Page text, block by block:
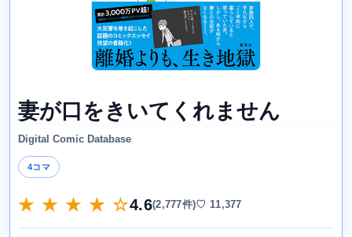
妻が口をきいてくれません
Digital Comic Database
4コマ
★ ★ ★ ★ ☆4.6(2,777件)♡ 11,377